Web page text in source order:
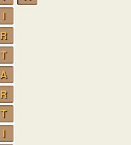
I
R
T
A
R
T
I